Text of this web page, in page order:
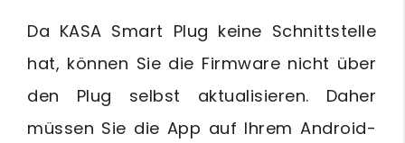
Da KASA Smart Plug keine Schnittstelle
hat, können Sie die Firmware nicht über
den Plug selbst aktualisieren. Daher
müssen Sie die App auf Ihrem Android-